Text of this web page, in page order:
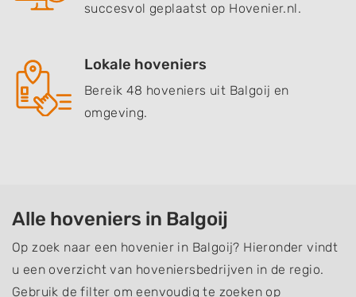
succesvol geplaatst op Hovenier.nl.
Lokale hoveniers
Bereik 48 hoveniers uit Balgoij en
omgeving.
Alle hoveniers in Balgoij
Op zoek naar een hovenier in Balgoij? Hieronder vindt
u een overzicht van hoveniersbedrijven in de regio.
Gebruik de filter om eenvoudig te zoeken op